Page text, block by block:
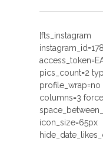
[fts_instagram
pics_count=2
columns=3
icon_size=65px